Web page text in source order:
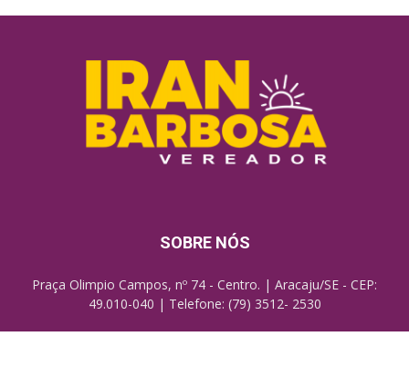
SOBRE NÓS
Praça Olimpio Campos, nº 74 - Centro. | Aracaju/SE - CEP:
49.010-040 | Telefone: (79) 3512- 2530